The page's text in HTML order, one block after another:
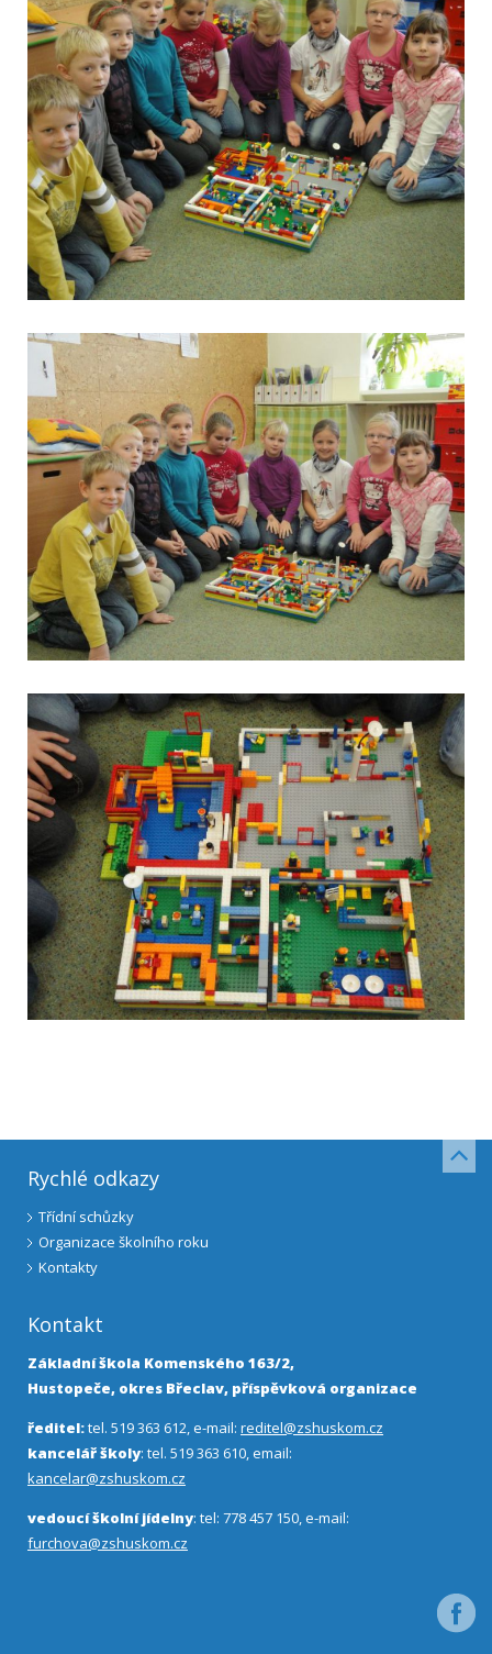
Rychlé odkazy
Třídní schůzky
Organizace školního roku
Kontakty
Kontakt
Základní škola Komenského 163/2,
Hustopeče, okres Břeclav, příspěvková organizace
ředitel:tel. 519 363 612, e-mail: reditel@zshuskom.cz
kancelář školy: tel. 519 363 610, email:
kancelar@zshuskom.cz
vedoucí školní jídelny: tel: 778 457 150, e-mail:
furchova@zshuskom.cz